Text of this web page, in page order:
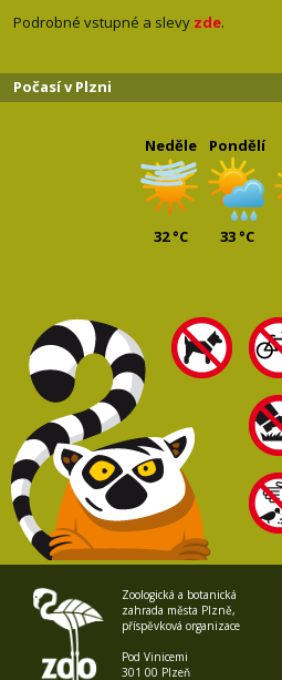
Podrobné vstupné a slevy zde.
Počasí v Plzni
Neděle
32 °C
Pondělí
33 °C
Zoologická a botanická
zahrada města Plzně,
příspěvková organizace
Pod Vinicemi
301 00 Plzeň